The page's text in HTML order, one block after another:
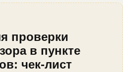
проверки
в пункте
чек-лист